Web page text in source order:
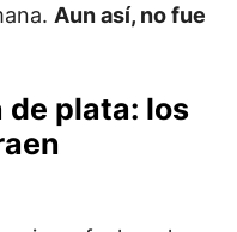
Aun así, no fue
de plata: los